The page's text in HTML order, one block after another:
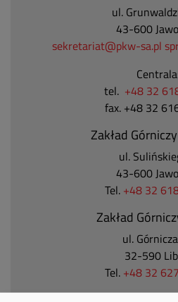
ul.
43-600
sekretariat@pkw-sa.pl
tel. +48 32
fax. +48 32
Zakład
ul.
43-600
Tel. +48 32
Zakład
ul.
32-590
Tel. +48 32